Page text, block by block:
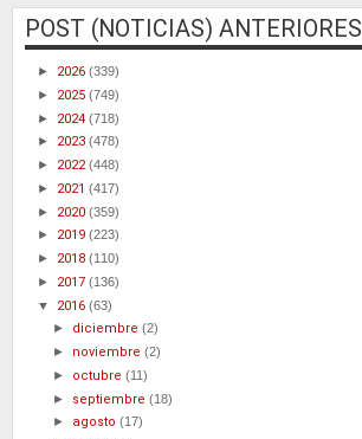
POST (NOTICIAS) ANTERIORES
► 2026 (339)
► 2025 (749)
► 2024 (718)
► 2023 (478)
► 2022(448)
► 2021 (417)
► 2020 (359)
► 2019 (223)
► 2018 (110)
► 2017 (136)
▼ 2016 (63)
► diciembre(2)
► noviembre(2)
► octubre(11)
► septiembre(18)
► agosto(17)